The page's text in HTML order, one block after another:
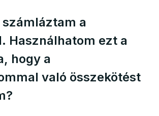
a
Használhatom ezt a
hogy a
való összekötést